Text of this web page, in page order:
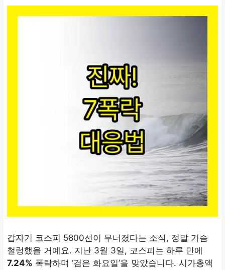
갑자기 코스피 5800선이 무너졌다는 소식, 정말 가슴
철렁했을 거예요. 지난 3월 3일, 코스피는 하루 만에
7.24% 폭락하며 ‘검은 화요일’을 맞았습니다. 시가총액